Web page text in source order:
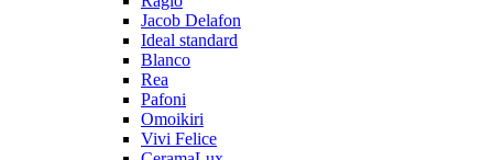
Jacob Delafon
Ideal standard
Blanco
Rea
Pafoni
Omoikiri
Vivi Felice